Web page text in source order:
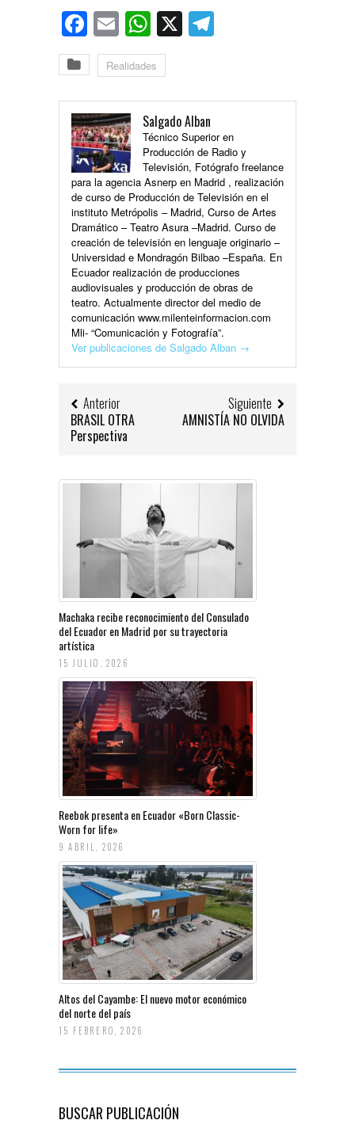
Facebook
EmailWhatsApp
X
Realidades
Salgado Alban
Técnico Superior en
Producción de Radio y
Televisión, Fotógrafo freelance
para la agencia Asnerp en Madrid , realización
de curso de Producción de Televisión en el
instituto Metrópolis – Madrid, Curso de Artes
Dramático – Teatro Asura –Madrid. Curso de
creación de televisión en lenguaje originario –
Universidad e Mondragón Bilbao –España. En
Ecuador realización de producciones
audiovisuales y producción de obras de
teatro. Actualmente director del medio de
comunicación www.milenteinformacion.com
Mli- “Comunicación y Fotografía”.
Ver publicaciones de Salgado Alban →
Anterior
BRASIL OTRA
Perspectiva
Siguiente
AMNISTÍA NO OLVIDA
Machaka recibe reconocimiento del Consulado
del Ecuador en Madrid por su trayectoria
artística
15 JULIO, 2026
Reebok presenta en Ecuador «Born Classic-
Worn for life»
9 ABRIL, 2026
Altos del Cayambe: El nuevo motor económico
del norte del país
15 FEBRERO, 2026
BUSCAR PUBLICACIÓN